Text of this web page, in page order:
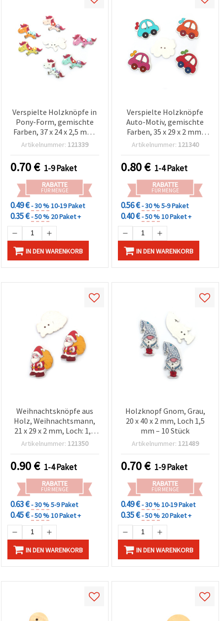
Verspielte Holzknöpfe in
Pony-Form, gemischte
Farben, 37 x 24 x 2,5 mm,
Loch Ø 1,5 mm – 10er-Set
kreative DIY-
Bastelprojekte
Artikelnummer: 121339
0.70€ 1-9 Paket
RABATTE
FÜR MENGE
0.49 €- 30 %10-19 Paket
0.35 €- 50 % 20 Paket +
IN DEN WARENKORB
Verspielte Holzknöpfe
Auto-Motiv, gemischte
Farben, 35 x 29 x 2 mm,
mit 1,5 mm Loch – Set
Schmuckherstellung &
kreative DIY-
Bastelprojekte
Artikelnummer: 121340
0.80€ 1-4 Paket
RABATTE
FÜR MENGE
0.56 €- 30 %5-9 Paket
0.40 €- 50 %10 Paket +
IN DEN WARENKORB
Weihnachtsknöpfe aus
Holz, Weihnachtsmann,
21 x 29 x 2 mm, Loch: 1,5
mm – 10 Stück
Artikelnummer: 121350
0.90€ 1-4 Paket
RABATTE
FÜR MENGE
0.63 €- 30 %5-9 Paket
0.45 €- 50 %10 Paket +
IN DEN WARENKORB
Holzknopf Gnom, Grau,
20 x 40 x 2 mm, Loch 1,5
mm – 10 Stück
Artikelnummer: 121489
0.70€ 1-9 Paket
RABATTE
FÜR MENGE
0.49 €- 30 %10-19 Paket
0.35 €- 50 % 20 Paket +
IN DEN WARENKORB